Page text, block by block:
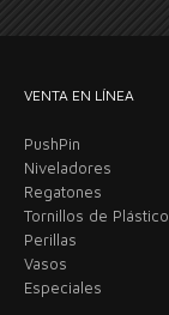
VENTA EN LÍNEA
PushPin
Niveladores
Regatones
Tornillos de Plástico
Perillas
Vasos
Especiales